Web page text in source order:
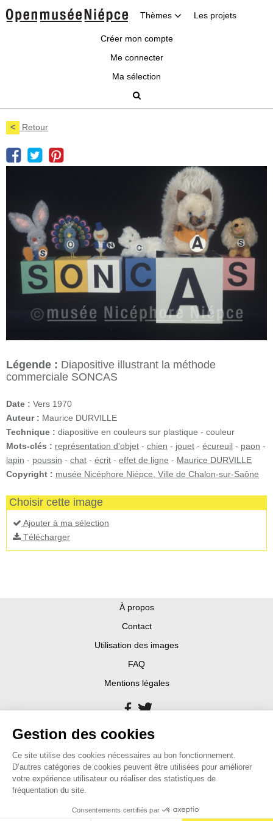
Thèmes Les projets
Créer mon compte
Me connecter
Ma sélection
< Retour
Légende : Diapositive illustrant la méthode
commerciale SONCAS
Date : Vers 1970
Auteur : Maurice DURVILLE
Technique : diapositive en couleurs sur plastique - couleur
Mots-clés : représentation d'objet - chien - jouet - écureuil - paon -
lapin - poussin - chat - écrit - effet de ligne - Maurice DURVILLE
Copyright : musée Nicéphore Niépce, Ville de Chalon-sur-Saône
Choisir cette image
Ajouter à ma sélection
Télécharger
À propos
Contact
Utilisation des images
FAQ
Mentions légales
Gestion des cookies
Ce site utilise des cookies nécessaires au bon fonctionnement.
D’autres catégories de cookies peuvent être utilisées pour améliorer
votre expérience utilisateur ou réaliser des statistiques de
fréquentation du site.
Consentements certifiés par